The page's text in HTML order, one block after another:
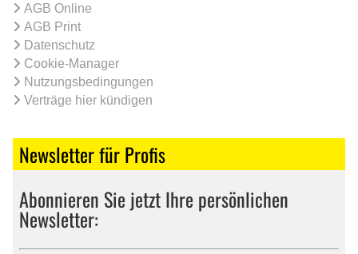
AGB Online
AGB Print
Datenschutz
Cookie-Manager
Nutzungsbedingungen
Verträge hier kündigen
Newsletter für Profis
Abonnieren Sie jetzt Ihre persönlichen
Newsletter: